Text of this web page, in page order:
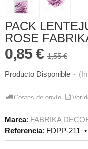
PACK
ROSE
0,85 € 1,55 €
Producto Disponible -
Costes de envío Ver
Marca: FABRIKA
Referencia: FDPP-211 •